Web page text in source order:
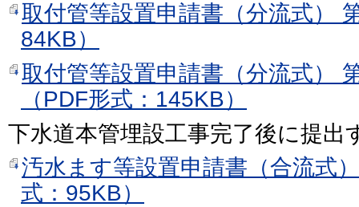
取付管等設置申請書（分流式）
84KB）
取付管等設置申請書（分流式）
（PDF形式：145KB）
下水道本管埋設工事完了後に提出
汚水ます等設置申請書（合流式
式：95KB）